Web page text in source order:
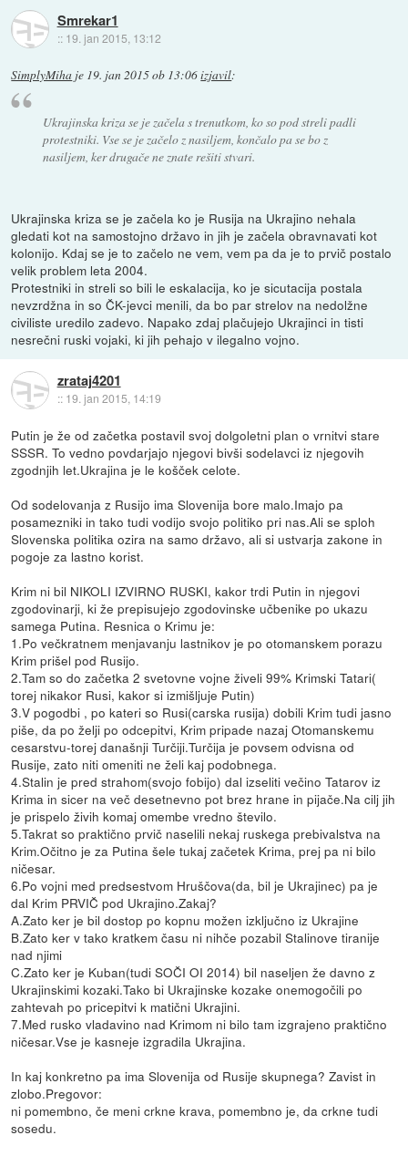
Smrekar1
:: 19. jan 2015, 13:12
SimplyMiha je 19. jan 2015 ob 13:06izjavil:
Ukrajinska kriza se je začela s trenutkom, ko so pod streli padli
protestniki. Vse se je začelo z nasiljem, končalo pa se bo z
nasiljem, ker drugače ne znate rešiti stvari.
Ukrajinska kriza se je začela ko je Rusija na Ukrajino nehala
gledati kot na samostojno državo in jih je začela obravnavati kot
kolonijo. Kdaj se je to začelo ne vem, vem pa da je to prvič postalo
velik problem leta 2004.
Protestniki in streli so bili le eskalacija, ko je sicutacija postala
nevzrdžna in so ČK-jevci menili, da bo par strelov na nedolžne
civiliste uredilo zadevo. Napako zdaj plačujejo Ukrajinci in tisti
nesrečni ruski vojaki, ki jih pehajo v ilegalno vojno.
zrataj4201
:: 19. jan 2015, 14:19
Putin je že od začetka postavil svoj dolgoletni plan o vrnitvi stare
SSSR. To vedno povdarjajo njegovi bivši sodelavci iz njegovih
zgodnjih let.Ukrajina je le košček celote.
Od sodelovanja z Rusijo ima Slovenija bore malo.Imajo pa
posamezniki in tako tudi vodijo svojo politiko pri nas.Ali se sploh
Slovenska politika ozira na samo državo, ali si ustvarja zakone in
pogoje za lastno korist.
Krim ni bil NIKOLI IZVIRNO RUSKI, kakor trdi Putin in njegovi
zgodovinarji, ki že prepisujejo zgodovinske učbenike po ukazu
samega Putina. Resnica o Krimu je:
1.Po večkratnem menjavanju lastnikov je po otomanskem porazu
Krim prišel pod Rusijo.
2.Tam so do začetka 2 svetovne vojne živeli 99% Krimski Tatari(
torej nikakor Rusi, kakor si izmišljuje Putin)
3.V pogodbi , po kateri so Rusi(carska rusija) dobili Krim tudi jasno
piše, da po želji po odcepitvi, Krim pripade nazaj Otomanskemu
cesarstvu-torej današnji Turčiji.Turčija je povsem odvisna od
Rusije, zato niti omeniti ne želi kaj podobnega.
4.Stalin je pred strahom(svojo fobijo) dal izseliti večino Tatarov iz
Krima in sicer na več desetnevno pot brez hrane in pijače.Na cilj jih
je prispelo živih komaj omembe vredno število.
5.Takrat so praktično prvič naselili nekaj ruskega prebivalstva na
Krim.Očitno je za Putina šele tukaj začetek Krima, prej pa ni bilo
ničesar.
6.Po vojni med predsestvom Hruščova(da, bil je Ukrajinec) pa je
dal Krim PRVIČ pod Ukrajino.Zakaj?
A.Zato ker je bil dostop po kopnu možen izključno iz Ukrajine
B.Zato ker v tako kratkem času ni nihče pozabil Stalinove tiranije
nad njimi
C.Zato ker je Kuban(tudi SOČI OI 2014) bil naseljen že davno z
Ukrajinskimi kozaki.Tako bi Ukrajinske kozake onemogočili po
zahtevah po pricepitvi k matični Ukrajini.
7.Med rusko vladavino nad Krimom ni bilo tam izgrajeno praktično
ničesar.Vse je kasneje izgradila Ukrajina.
In kaj konkretno pa ima Slovenija od Rusije skupnega? Zavist in
zlobo.Pregovor:
ni pomembno, če meni crkne krava, pomembno je, da crkne tudi
sosedu.